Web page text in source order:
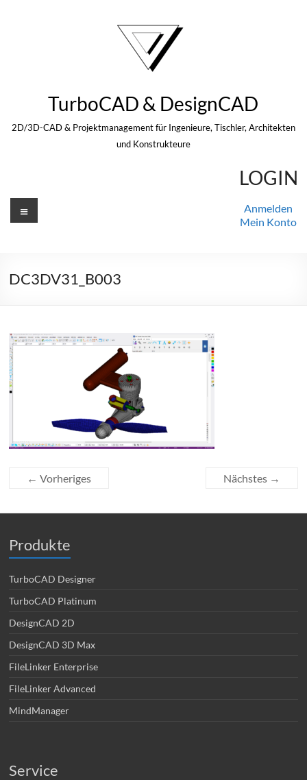
TurboCAD & DesignCAD
2D/3D-CAD & Projektmanagement für Ingenieure, Tischler, Architekten
und Konstrukteure
LOGIN
Anmelden
Mein Konto
Menü
DC3DV31_B003
← Vorheriges Nächstes →
Produkte
TurboCAD Designer
TurboCAD Platinum
DesignCAD 2D
DesignCAD 3D Max
FileLinker Enterprise
FileLinker Advanced
MindManager
Service